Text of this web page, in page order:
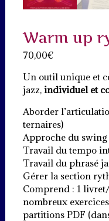
Warm up
70,00€
Un outil unique et
jazz, individuel et
Aborder
ternaires)
Approche du swing
Travail du tempo
Travail du phrasé
Gérer la section
Comprend : 1
nombreux
partitions PDF